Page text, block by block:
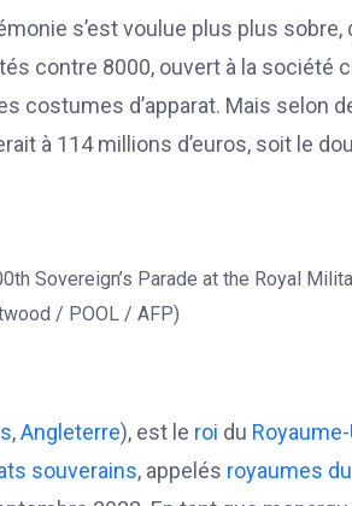
s’est voulue plus plus sobre,
contre 8000, ouvert à la société
costumes d’apparat. Mais selon
à 114 millions d’euros, soit le
Sovereign’s Parade at the Royal
/ POOL / AFP)
,Angleterre), est le roi du
souverains, appelés royaumes du